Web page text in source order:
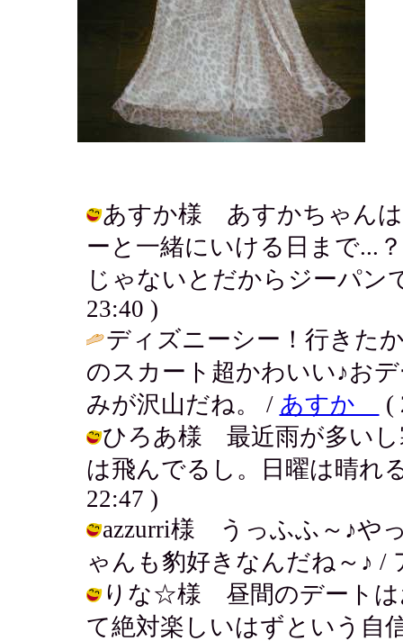
あすか様 あすかちゃん
ーと一緒にいける日まで...
じゃないとだからジーパン
23:40 )
ディズニーシー！行きた
のスカート超かわいい♪お
みが沢山だね。 / あすか
(
ひろあ様 最近雨が多いし
は飛んでるし。日曜は晴れ
22:47 )
azzurri様 うっふふ～♪や
ゃんも豹好きなんだね～♪ /
りな☆様 昼間のデートは
て絶対楽しいはずという自